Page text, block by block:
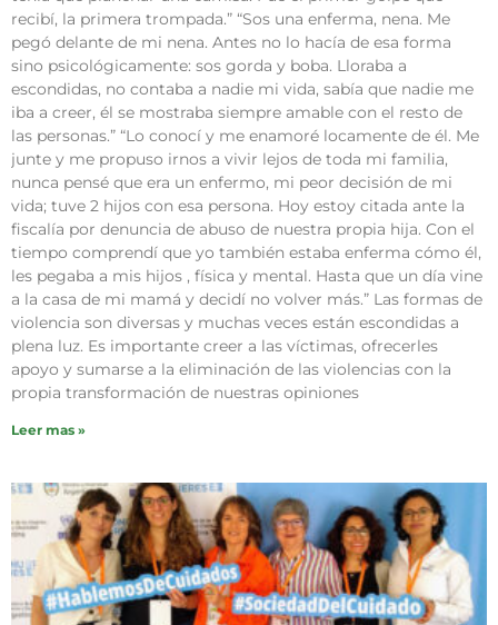
recibí, la primera trompada.” “Sos una enferma, nena. Me
pegó delante de mi nena. Antes no lo hacía de esa forma
sino psicológicamente: sos gorda y boba. Lloraba a
escondidas, no contaba a nadie mi vida, sabía que nadie me
iba a creer, él se mostraba siempre amable con el resto de
las personas.” “Lo conocí y me enamoré locamente de él. Me
junte y me propuso irnos a vivir lejos de toda mi familia,
nunca pensé que era un enfermo, mi peor decisión de mi
vida; tuve 2 hijos con esa persona. Hoy estoy citada ante la
fiscalía por denuncia de abuso de nuestra propia hija. Con el
tiempo comprendí que yo también estaba enferma cómo él,
les pegaba a mis hijos , física y mental. Hasta que un día vine
a la casa de mi mamá y decidí no volver más.” Las formas de
violencia son diversas y muchas veces están escondidas a
plena luz. Es importante creer a las víctimas, ofrecerles
apoyo y sumarse a la eliminación de las violencias con la
propia transformación de nuestras opiniones
Leer mas »